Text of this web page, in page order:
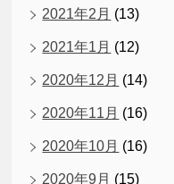
2021年2月 (13)
2021年1月 (12)
2020年12月 (14)
2020年11月 (16)
2020年10月 (16)
2020年9月 (15)